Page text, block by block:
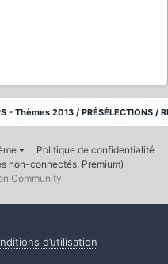
- Thèmes 2013 / PRÉSÉLECTIONS /
Politique de confidentialité
non-connectés, Premium)
Community
d’utilisation